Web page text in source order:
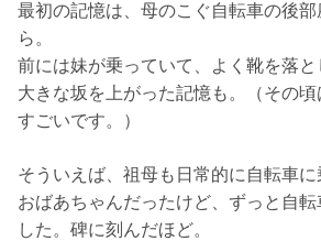
最初の記憶は、母のこぐ自転車の後
ら。
前には妹が乗っていて、よく靴を落と
大きな坂を上がった記憶も。（その
すごいです。）
そういえば、祖母も日常的に自転車に
おばあちゃんだったけど、ずっと自転
した。碑に刻んだほど。